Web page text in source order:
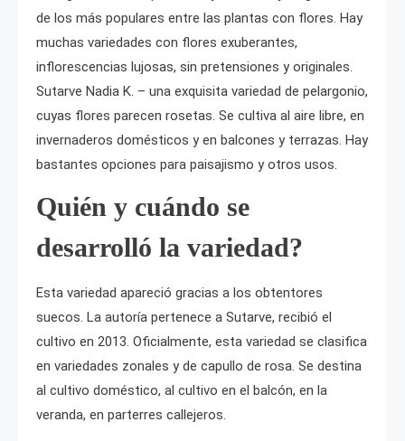
de los más populares entre las plantas con flores. Hay
muchas variedades con flores exuberantes,
inflorescencias lujosas, sin pretensiones y originales.
Sutarve Nadia K. – una exquisita variedad de pelargonio,
cuyas flores parecen rosetas. Se cultiva al aire libre, en
invernaderos domésticos y en balcones y terrazas. Hay
bastantes opciones para paisajismo y otros usos.
Quién y cuándo se
desarrolló la variedad?
Esta variedad apareció gracias a los obtentores
suecos. La autoría pertenece a Sutarve, recibió el
cultivo en 2013. Oficialmente, esta variedad se clasifica
en variedades zonales y de capullo de rosa. Se destina
al cultivo doméstico, al cultivo en el balcón, en la
veranda, en parterres callejeros.